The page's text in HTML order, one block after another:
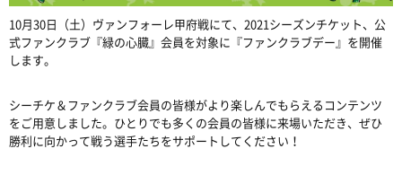
10月30日（土）ヴァンフォーレ甲府戦にて、2021シーズンチケット、公
式ファンクラブ『緑の心臓』会員を対象に『ファンクラブデー』を開催
します。
シーチケ＆ファンクラブ会員の皆様がより楽しんでもらえるコンテンツ
をご用意しました。ひとりでも多くの会員の皆様に来場いただき、ぜひ
勝利に向かって戦う選手たちをサポートしてください！